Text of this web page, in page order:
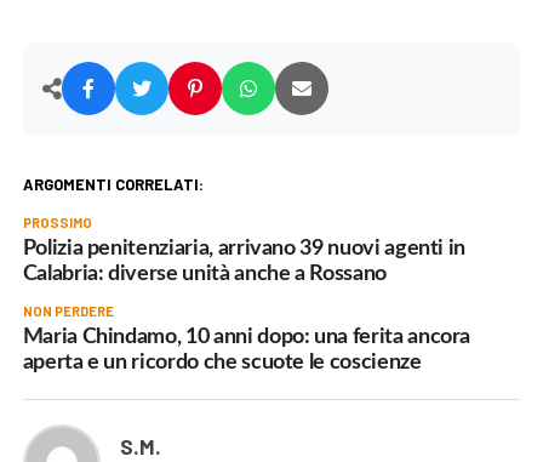
ARGOMENTI CORRELATI:
PROSSIMO
Polizia penitenziaria, arrivano 39 nuovi agenti in
Calabria: diverse unità anche a Rossano
NON PERDERE
Maria Chindamo, 10 anni dopo: una ferita ancora
aperta e un ricordo che scuote le coscienze
S.M.